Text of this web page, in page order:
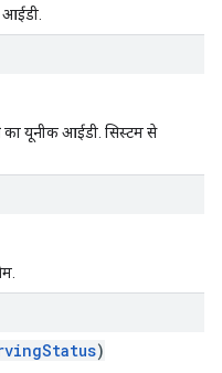
का यूनीक आईडी. सिस्टम से
)